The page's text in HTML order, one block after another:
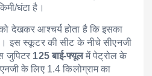
घंटा है।
देखकर आश्चर्य होता है कि इसका
इस स्कूटर की सीट के नीचे सीएनजी
जुपिटर 125 बाई-फ्यूलमें पेट्रोल के
के लिए 1.4 किलोग्राम का